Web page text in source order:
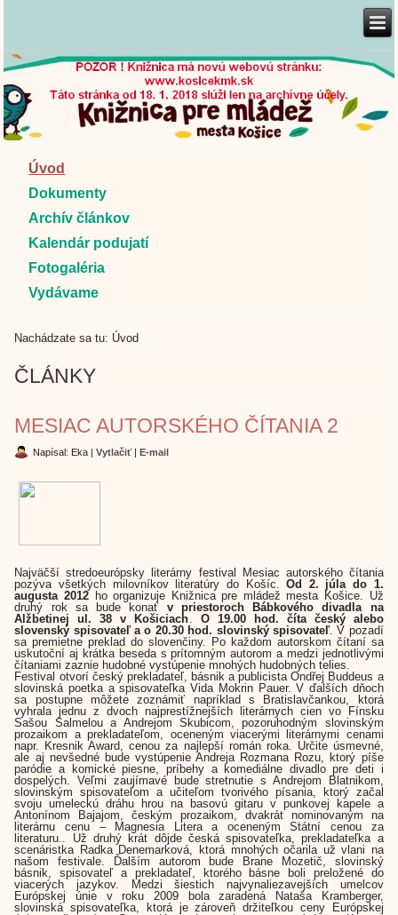
Úvod
Dokumenty
Archív článkov
Kalendár podujatí
Fotogaléria
Vydávame
Nachádzate sa tu: Úvod
ČLÁNKY
MESIAC AUTORSKÉHO ČÍTANIA 2
Napísal: Eka |Vytlačiť |E-mail
Najväčší stredoeurópsky literárny festival Mesiac autorského čítania
pozýva všetkých milovníkov literatúry do Košíc.Od 2. júla do 1.
augusta 2012 ho organizuje Knižnica pre mládež mesta Košice. Už
druhý rok sa bude konať v priestoroch Bábkového divadla na
Alžbetinej ul. 38 v Košiciach. O 19.00 hod. číta český alebo
slovenský spisovateľ a o 20.30 hod. slovinský spisovateľ. V pozadí
sa premietne preklad do slovenčiny. Po každom autorskom čítaní sa
uskutoční aj krátka beseda s prítomným autorom a medzi jednotlivými
čítaniami zaznie hudobné vystúpenie mnohých hudobných telies.
Festival otvorí český prekladateľ, básnik a publicista Ondřej Buddeus a
slovinská poetka a spisovateľka Vida Mokrin Pauer. V ďalších dňoch
sa postupne môžete zoznámiť napríklad s Bratislavčankou, ktorá
vyhrala jednu z dvoch najprestížnejších literárnych cien vo Fínsku
Sašou Salmelou a Andrejom Skubicom, pozoruhodným slovinským
prozaikom a prekladateľom, oceneným viacerými literárnymi cenami
napr. Kresnik Award, cenou za najlepší román roka. Určite úsmevné,
ale aj nevšedné bude vystúpenie Andreja Rozmana Rozu, ktorý píše
paródie a komické piesne, príbehy a komediálne divadlo pre deti i
dospelých. Veľmi zaujímavé bude stretnutie s Andrejom Blatnikom,
slovinským spisovateľom a učiteľom tvorivého písania, ktorý začal
svoju umeleckú dráhu hrou na basovú gitaru v punkovej kapele a
Antonínom Bajajom, českým prozaikom, dvakrát nominovaným na
literárnu cenu – Magnesia Litera a oceneným Státní cenou za
literaturu.. Už druhý krát dôjde česká spisovateľka, prekladateľka a
scenáristka Radka Denemarková, ktorá mnohých očarila už vlani na
našom festivale. Ďalším autorom bude Brane Mozetič, slovinský
básnik, spisovateľ a prekladateľ, ktorého básne boli preložené do
viacerých jazykov. Medzi šiestich najvynaliezavejších umelcov
Európskej únie v roku 2009 bola zaradená Nataša Kramberger,
slovinská spisovateľka, ktorá je zároveň držiteľkou ceny Európskej